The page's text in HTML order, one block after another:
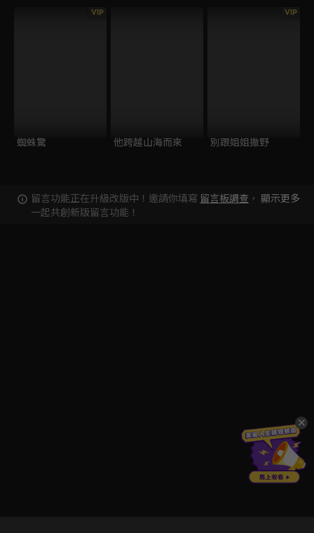
VIP
蜘蛛驚 他跨越山海而來
VIP
別跟姐姐撒野
留言功能正在升級改版中！邀請你填寫 留言板調查 ，
一起共創新版留言功能！
顯示更多